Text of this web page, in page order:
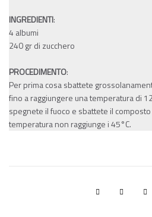
INGREDIENTI:
4 albumi
240 gr di zucchero
PROCEDIMENTO:
Per prima cosa sbattete
fino a raggiungere una temperatura di
spegnete il fuoco e sbattete il
temperatura non raggiunge i 45°C.